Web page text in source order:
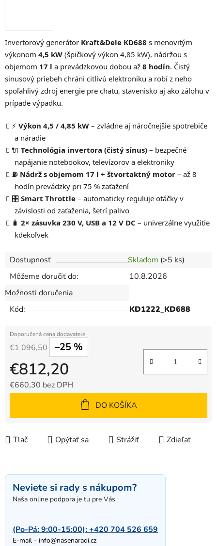
Invertorový generátor Kraft&Dele KD688 s menovitým
výkonom 4,5 kW (špičkový výkon 4,85 kW), nádržou s
objemom 17 l a prevádzkovou dobou až 8 hodín. Čistý
sinusový priebeh chráni citlivú elektroniku a robí z neho
spoľahlivý zdroj energie pre chatu, stavenisko aj ako zálohu v
prípade výpadku.
⚡ Výkon 4,5 / 4,85 kW – zvládne aj náročnejšie spotrebiče
a náradie
🔌 Technológia invertora (čistý sínus) – bezpečné
napájanie notebookov, televízorov a elektroniky
⛽ Nádrž s objemom 17 l + štvortaktný motor – až 8
hodín prevádzky pri 75 % zaťažení
🎛️ Smart Throttle – automaticky reguluje otáčky v
závislosti od zaťaženia, šetrí palivo
🧳 2× zásuvka 230 V, USB a 12 V DC – univerzálne využitie
kdekoľvek
Dostupnosť Skladom (>5 ks)
Môžeme doručiť do:
10.8.2026
Možnosti doručenia
Kód:
KD1222_KD688
€1 096,50 –25 %
€812,20
€660,30 bez DPH
DO KOŠÍKA
Tlač Opýtať sa Strážiť Zdieľať
Neviete si rady s nákupom?
Naša online podpora je tu pre Vás
(Po-Pá: 9:00-15:00):+420 704 526 659
E-mail - info@nasenaradi.cz